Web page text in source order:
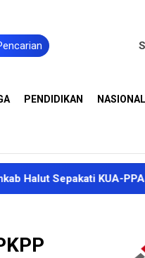
PENDIDIKAN NASIONAL
KUA-PPAS APBD